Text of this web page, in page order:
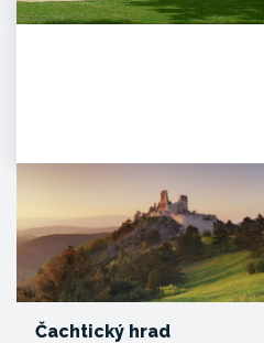
Čachtický hrad